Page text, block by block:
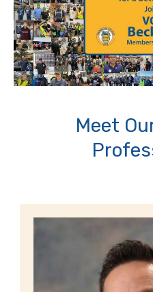
Meet